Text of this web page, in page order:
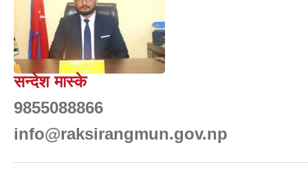
सन्देश मास्के
9855088866
info@raksirangmun.gov.np